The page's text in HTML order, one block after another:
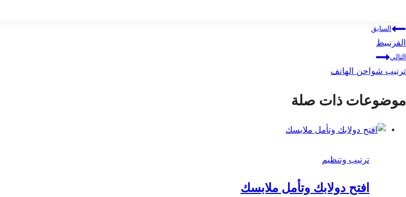
تصفّح
المقالات
السابق
القرنبيط
التالي
ترتيب شواحن الهاتف
موضوعات ذات صلة
ترتيب وتنظيم
افتح دولابك وتأمل ملابسك